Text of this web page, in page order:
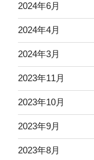
2024年6月
2024年4月
2024年3月
2023年11月
2023年10月
2023年9月
2023年8月